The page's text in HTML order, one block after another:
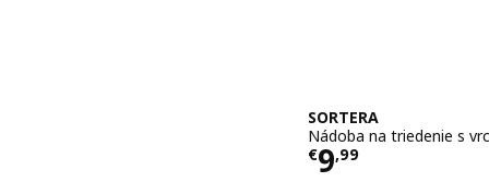
SORTERA
Nádoba na triedenie s
€9,99
Cena € 9,99